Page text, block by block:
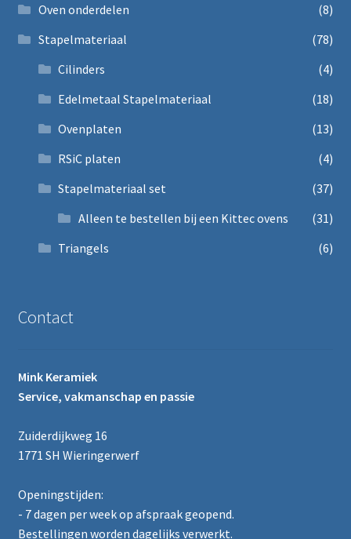
Oven onderdelen
(8)
Stapelmateriaal
(78)
Cilinders
(4)
Edelmetaal Stapelmateriaal
(18)
Ovenplaten
(13)
RSiC platen
(4)
Stapelmateriaal set
(37)
Alleen te bestellen bij een Kittec ovens
(31)
Triangels
(6)
Contact
Mink Keramiek
Service, vakmanschap en passie
Zuiderdijkweg 16
1771 SH Wieringerwerf
Openingstijden:
- 7 dagen per week op afspraak geopend.
Bestellingen worden dagelijks verwerkt.